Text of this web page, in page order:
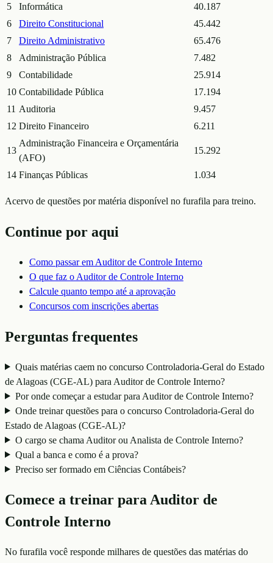
5
Informática
40.187
6
Direito Constitucional
45.442
7
Direito Administrativo
65.476
8
Administração Pública
7.482
9
Contabilidade
25.914
10 Contabilidade Pública
17.194
11 Auditoria
9.457
12 Direito Financeiro 6.211
13
Administração Financeira e Orçamentária
(AFO)
15.292
14 Finanças Públicas 1.034
Acervo de questões por matéria disponível no furafila para treino.
Continue por aqui
Como passar em Auditor de Controle Interno
O que faz o Auditor de Controle Interno
Calcule quanto tempo até a aprovação
Concursos com inscrições abertas
Perguntas frequentes
Quais matérias caem no concurso Controladoria-Geral do Estado
de Alagoas (CGE-AL) para Auditor de Controle Interno?
Por onde começar a estudar para Auditor de Controle Interno?
Onde treinar questões para o concurso Controladoria-Geral do
Estado de Alagoas (CGE-AL)?
O cargo se chama Auditor ou Analista de Controle Interno?
Qual a banca e como é a prova?
Preciso ser formado em Ciências Contábeis?
Comece a treinar paraAuditor de
Controle Interno
No furafila você responde milhares de questões das matérias do